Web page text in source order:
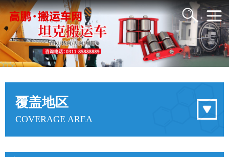
覆盖地区
COVERAGE AREA